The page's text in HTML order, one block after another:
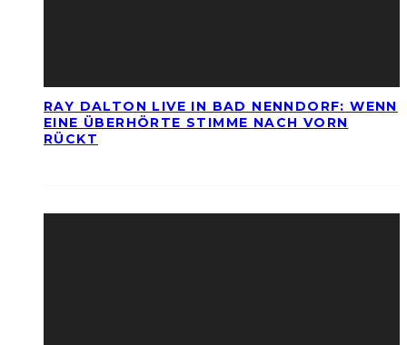
RAY DALTON LIVE IN BAD NENNDORF: WENN
EINE ÜBERHÖRTE STIMME NACH VORN
RÜCKT